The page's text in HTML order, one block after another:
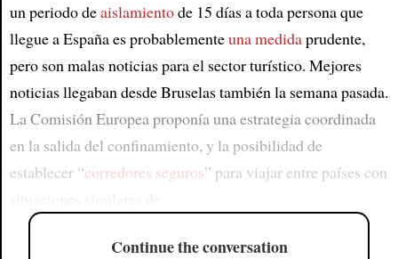
un periodo deaislamientode 15 días a toda persona que
llegue a España es probablementeuna medidaprudente,
pero son malas noticias para el sector turístico. Mejores
noticias llegaban desde Bruselas también la semana pasada.
La Comisión Europea proponía una estrategia coordinada
en la salida del confinamiento, y la posibilidad de
establecer “corredores seguros” para viajar entre países con
Continue the conversation